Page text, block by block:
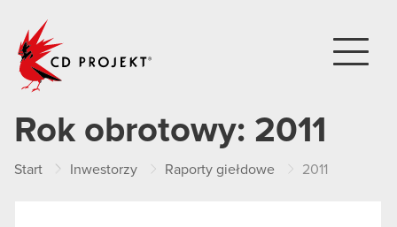
Rok obrotowy: 2011
Start Inwestorzy Raporty giełdowe 2011